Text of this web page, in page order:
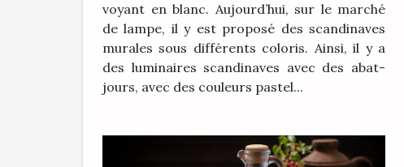
voyant en blanc. Aujourd’hui, sur le marché
de lampe, il y est proposé des scandinaves
murales sous différents coloris. Ainsi, il y a
des luminaires scandinaves avec des abat-
jours, avec des couleurs pastel...